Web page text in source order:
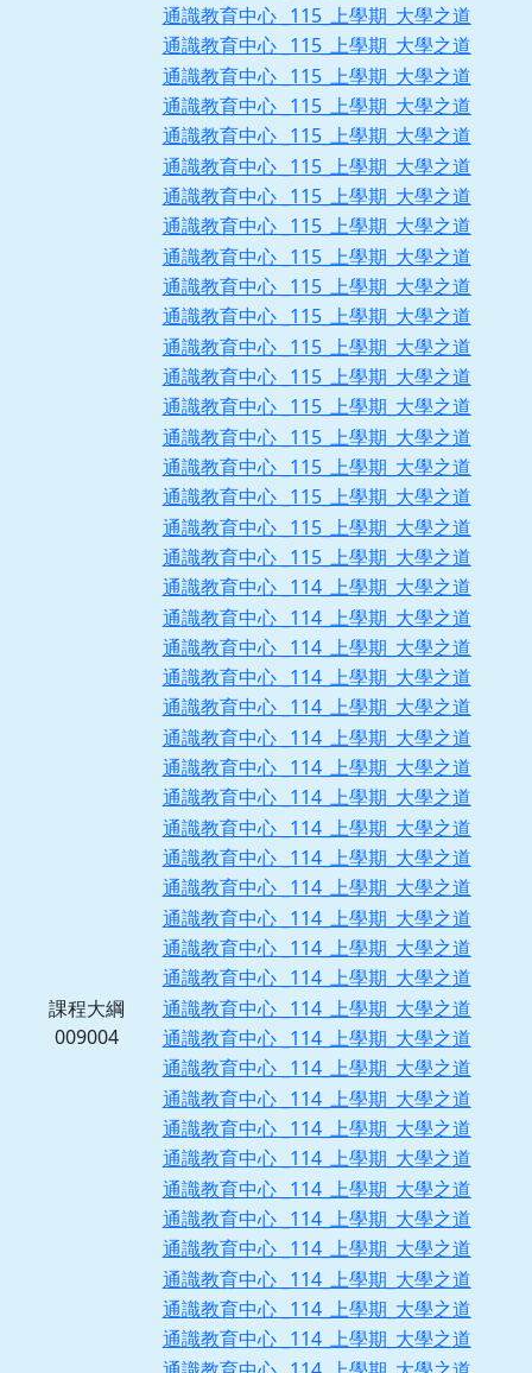
課程大綱
009004
通識教育中心 _115_上學期_大學之道
通識教育中心 _115_上學期_大學之道
通識教育中心 _115_上學期_大學之道
通識教育中心 _115_上學期_大學之道
通識教育中心 _115_上學期_大學之道
通識教育中心 _115_上學期_大學之道
通識教育中心 _115_上學期_大學之道
通識教育中心 _115_上學期_大學之道
通識教育中心 _115_上學期_大學之道
通識教育中心 _115_上學期_大學之道
通識教育中心 _115_上學期_大學之道
通識教育中心 _115_上學期_大學之道
通識教育中心 _115_上學期_大學之道
通識教育中心 _115_上學期_大學之道
通識教育中心 _115_上學期_大學之道
通識教育中心 _115_上學期_大學之道
通識教育中心 _115_上學期_大學之道
通識教育中心 _115_上學期_大學之道
通識教育中心 _115_上學期_大學之道
通識教育中心 _114_上學期_大學之道
通識教育中心 _114_上學期_大學之道
通識教育中心 _114_上學期_大學之道
通識教育中心 _114_上學期_大學之道
通識教育中心 _114_上學期_大學之道
通識教育中心 _114_上學期_大學之道
通識教育中心 _114_上學期_大學之道
通識教育中心 _114_上學期_大學之道
通識教育中心 _114_上學期_大學之道
通識教育中心 _114_上學期_大學之道
通識教育中心 _114_上學期_大學之道
通識教育中心 _114_上學期_大學之道
通識教育中心 _114_上學期_大學之道
通識教育中心 _114_上學期_大學之道
通識教育中心 _114_上學期_大學之道
通識教育中心 _114_上學期_大學之道
通識教育中心 _114_上學期_大學之道
通識教育中心 _114_上學期_大學之道
通識教育中心 _114_上學期_大學之道
通識教育中心 _114_上學期_大學之道
通識教育中心 _114_上學期_大學之道
通識教育中心 _114_上學期_大學之道
通識教育中心 _114_上學期_大學之道
通識教育中心 _114_上學期_大學之道
通識教育中心 _114_上學期_大學之道
通識教育中心 _114_上學期_大學之道